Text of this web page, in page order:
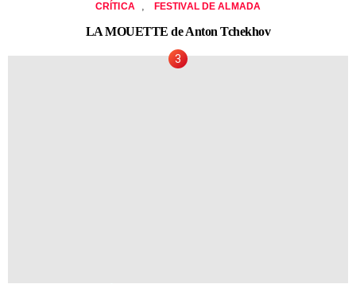
CRÍTICA FESTIVAL DE ALMADA
LA MOUETTE de Anton Tchekhov